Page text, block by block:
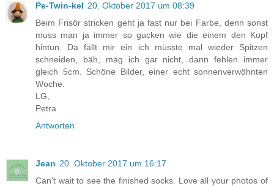
Pe-Twin-kel 20. Oktober 2017 um 08:39
Beim Frisör stricken geht ja fast nur bei Farbe, denn sonst
muss man ja immer so gucken wie die einem den Kopf
hintun. Da fällt mir ein ich müsste mal wieder Spitzen
schneiden, bäh, mag ich gar nicht, dann fehlen immer
gleich 5cm. Schöne Bilder, einer echt sonnenverwöhnten
Woche.
LG,
Petra
Antworten
Jean 20. Oktober 2017 um 16:17
Can't wait to see the finished socks. Love all your photos of